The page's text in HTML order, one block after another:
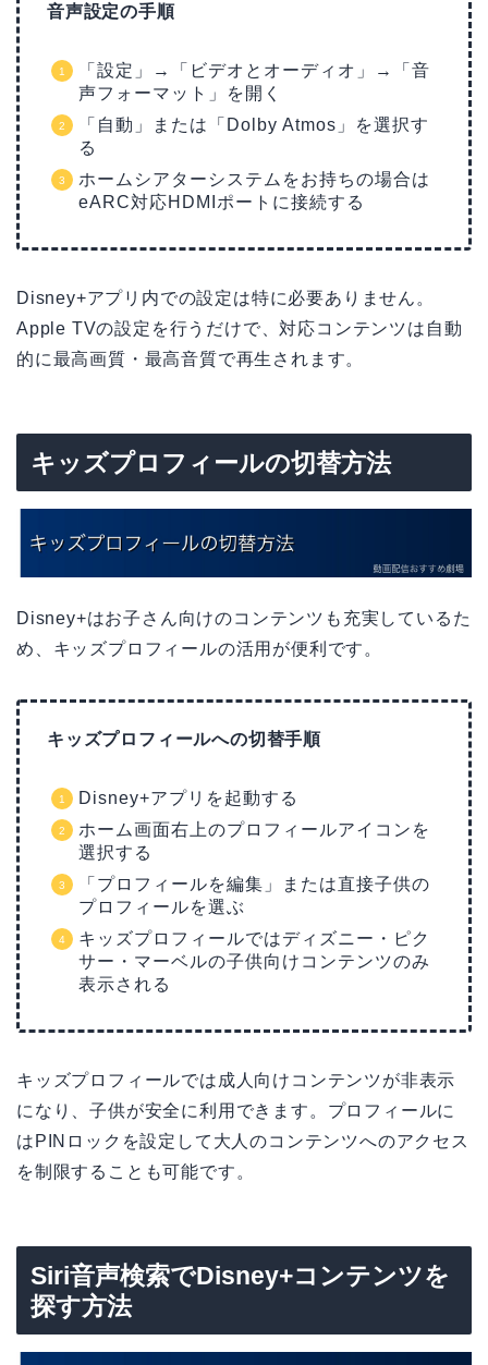
音声設定の手順
「設定」→「ビデオとオーディオ」→「音
声フォーマット」を開く
「自動」または「Dolby Atmos」を選択す
る
ホームシアターシステムをお持ちの場合は
eARC対応HDMIポートに接続する
Disney+アプリ内での設定は特に必要ありません。
Apple TVの設定を行うだけで、対応コンテンツは自動
的に最高画質・最高音質で再生されます。
キッズプロフィールの切替方法
Disney+はお子さん向けのコンテンツも充実しているた
め、キッズプロフィールの活用が便利です。
キッズプロフィールへの切替手順
Disney+アプリを起動する
ホーム画面右上のプロフィールアイコンを
選択する
「プロフィールを編集」または直接子供の
プロフィールを選ぶ
キッズプロフィールではディズニー・ピク
サー・マーベルの子供向けコンテンツのみ
表示される
キッズプロフィールでは成人向けコンテンツが非表示
になり、子供が安全に利用できます。プロフィールに
はPINロックを設定して大人のコンテンツへのアクセス
を制限することも可能です。
Siri音声検索でDisney+コンテンツを
探す方法